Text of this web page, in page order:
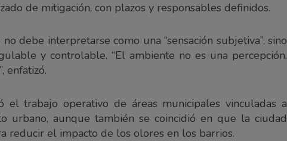
de mitigación, con plazos y responsables definidos.
debe interpretarse como una “sensación subjetiva”, sino
y controlable. “El ambiente no es una percepción.
enfatizó.
el trabajo operativo de áreas municipales vinculadas a
urbano, aunque también se coincidió en que la ciudad
reducir el impacto de los olores en los barrios.